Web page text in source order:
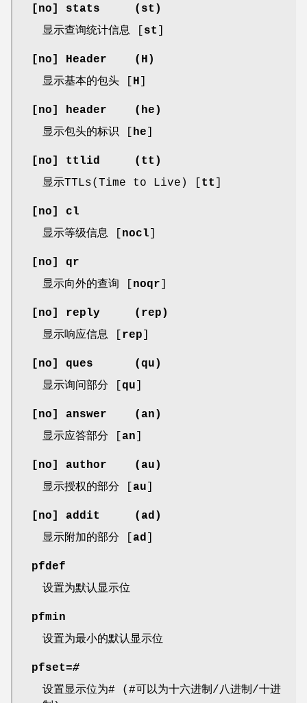
[no] stats ( st )
显示查询统计信息 [ st
[no] Header ( H )
显示基本的包头 [ H
[no] header ( he )
显示包头的标识 [ he
[no] ttlid ( tt )
显示TTLs(Time to Live) [ tt
[no] cl
显示等级信息 [ nocl
[no] qr
显示向外的查询 [ noqr
[no] reply ( rep )
显示响应信息 [ rep
[no] ques (qu )
显示询问部分 [ qu
[no] answer (an )
显示应答部分 [ an
[no] author (au )
显示授权的部分 [ au
[no] addit (ad )
显示附加的部分 [ ad
pfdef
设置为默认显示位
pfmin
设置为最小的默认显示位
pfset=#
设置显示位为# (#可以为十六进制/八进制/十进